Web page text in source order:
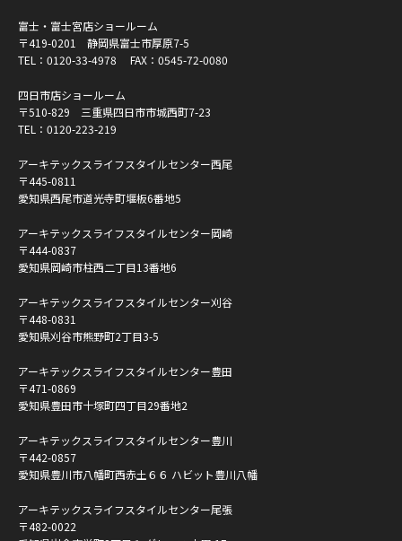
富士・富士宮店ショールーム
〒419-0201 静岡県富士市厚原7-5
TEL： 0120-33-4978 FAX：0545-72-0080
四日市店ショールーム
〒510-829 三重県四日市市城西町7-23
TEL： 0120-223-219
アーキテックスライフスタイルセンター西尾
〒445-0811
愛知県西尾市道光寺町堰板6番地5
アーキテックスライフスタイルセンター岡崎
〒444-0837
愛知県岡崎市柱西二丁目13番地6
アーキテックスライフスタイルセンター刈谷
〒448-0831
愛知県刈谷市熊野町2丁目3-5
アーキテックスライフスタイルセンター豊田
〒471-0869
愛知県豊田市十塚町四丁目29番地2
アーキテックスライフスタイルセンター豊川
〒442-0857
愛知県豊川市八幡町西赤土６６ ハビット豊川八幡
アーキテックスライフスタイルセンター尾張
〒482-0022